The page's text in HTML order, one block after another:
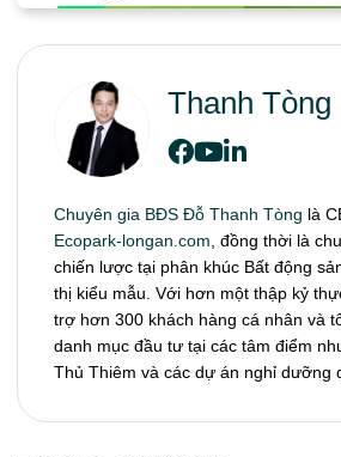
Thanh Tòng
Chuyên gia BĐS Đỗ Thanh Tòng là
Ecopark-longan.com , đồng thời là
chiến lược tại phân khúc Bất động
thị kiểu mẫu. Với hơn một thập kỷ
trợ hơn 300 khách hàng cá nhân và
danh mục đầu tư tại các tâm điểm
Thủ Thiêm và các dự án nghỉ dưỡng